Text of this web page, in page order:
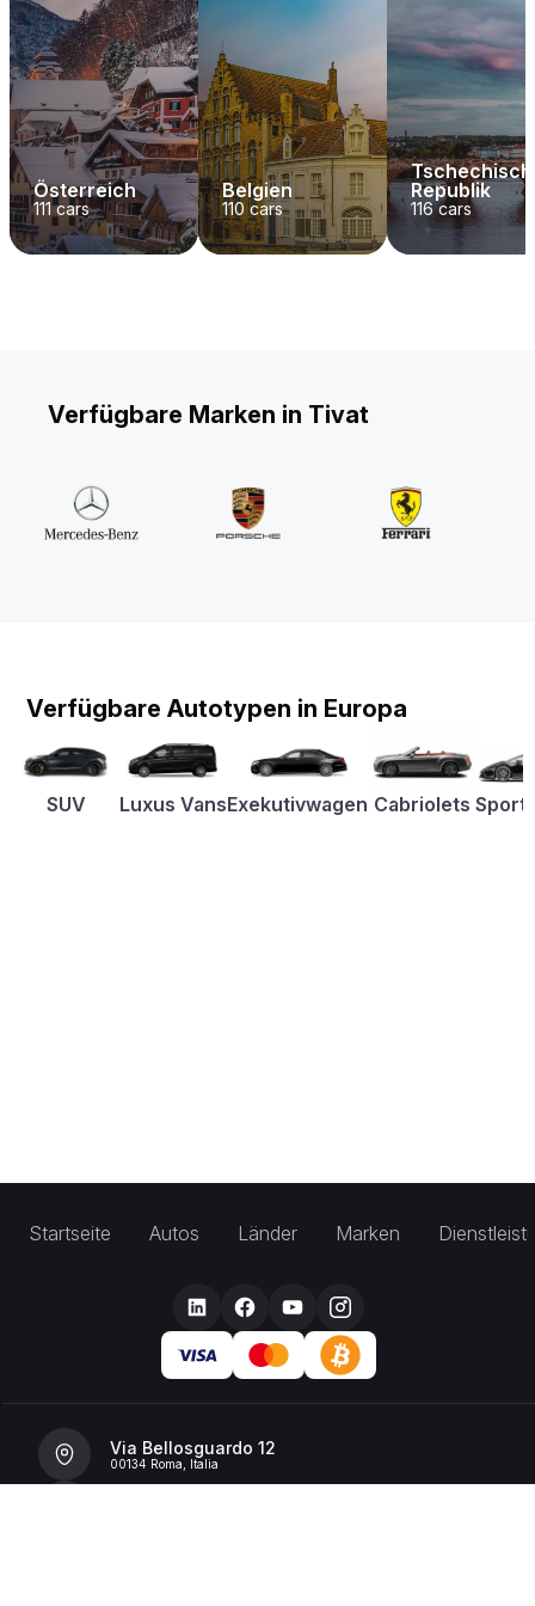
Österreich
111cars
Belgien
110 cars
Republik
116cars
Verfügbare Marken in Tivat
Verfügbare Autotypen in Europa
SUV Luxus VansExekutivwagen Cabriolets
Startseite Autos Länder Marken
Via Bellosguardo 12
00134 Roma, Italia